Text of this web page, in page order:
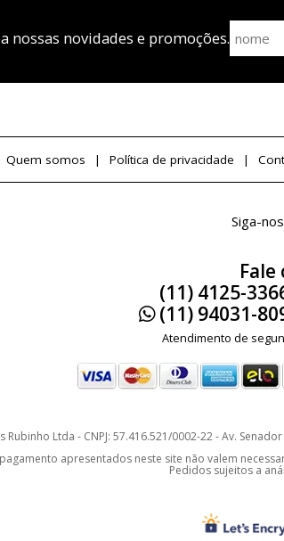
nossas novidades e promoções.
Quem somos Política de privacidade
Siga-
Fale
(11) 4125-
(11) 94031-
Atendimento de
Rubinho Ltda - CNPJ: 57.416.521/0002-22 - Av.
apresentados neste site não valem
Pedidos sujeitos a